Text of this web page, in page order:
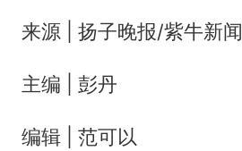
来源 | 扬子晚报/紫牛新闻
主编 | 彭丹
编辑 | 范可以